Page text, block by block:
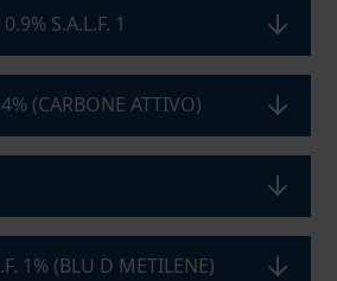
S.A.L.F. 1
(CARBONE ATTIVO)
1% (BLU D METILENE)